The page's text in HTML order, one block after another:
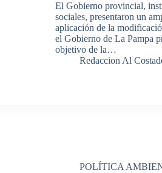
El Gobierno provincial,
sociales, presentaron un
aplicación de la
el Gobierno de La Pampa
objetivo de la…
Redaccion Al
POLÍTICA